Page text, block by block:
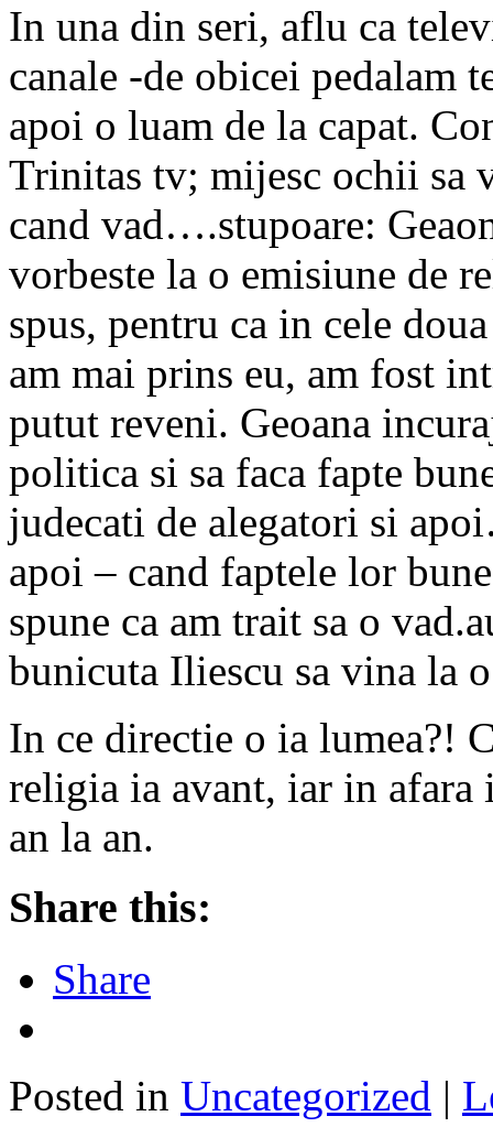
In una din seri, aflu ca
canale -de obicei pedalam
apoi o luam de la capat.
Trinitas tv; mijesc ochii sa
cand vad….stupoare:
vorbeste la o emisiune de
spus, pentru ca in cele
am mai prins eu, am fost
putut reveni. Geoana
politica si sa faca fapte
judecati de alegatori si
apoi – cand faptele lor
spune ca am trait sa o
bunicuta Iliescu sa vina la
In ce directie o ia lumea?!
religia ia avant, iar in afara
an la an.
Share this:
Share
Posted in Uncategorized |